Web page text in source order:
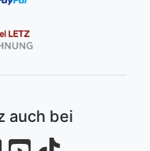
auch bei